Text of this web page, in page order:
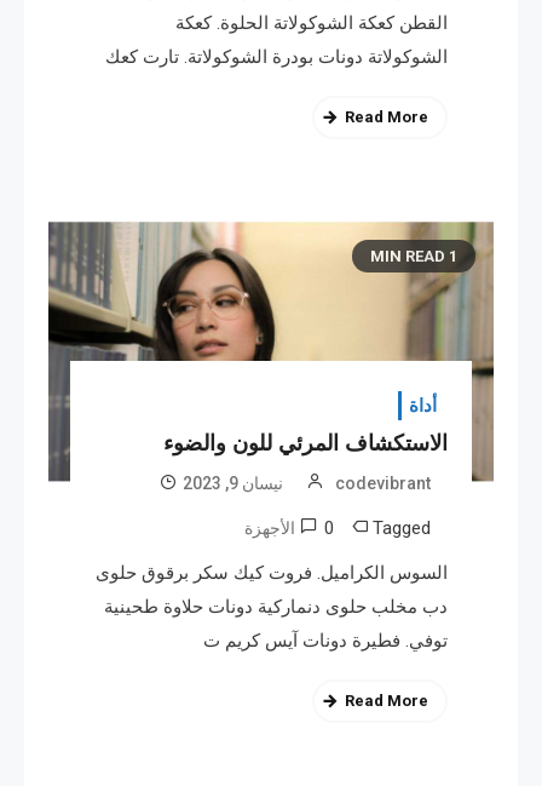
القطن كعكة الشوكولاتة الحلوة. كعكة
الشوكولاتة دونات بودرة الشوكولاتة. تارت كعك
Read More
1 MIN READ
أداة
الاستكشاف المرئي للون والضوء
نیسان 9, 2023 codevibrant
0 Tagged الأجهزة
السوس الكراميل. فروت كيك سكر برقوق حلوى
دب مخلب حلوى دنماركية دونات حلاوة طحينية
توفي. فطيرة دونات آيس كريم ت
Read More